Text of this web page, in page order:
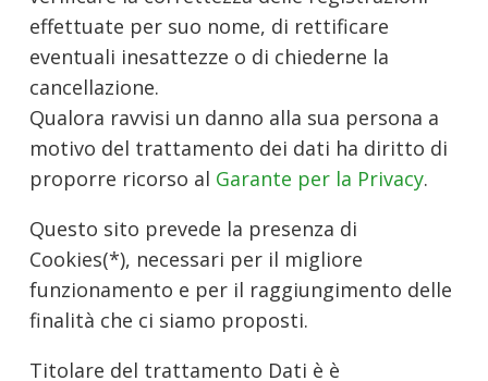
effettuate per suo nome, di rettificare
eventuali inesattezze o di chiederne la
cancellazione.
Qualora ravvisi un danno alla sua persona a
motivo del trattamento dei dati ha diritto di
proporre ricorso al Garante per la Privacy.
Questo sito prevede la presenza di
Cookies(*), necessari per il migliore
funzionamento e per il raggiungimento delle
finalità che ci siamo proposti.
Titolare del trattamento Dati è è